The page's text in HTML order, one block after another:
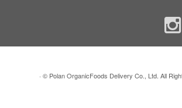
· © Polan OrganicFoods Delivery Co., Ltd. All